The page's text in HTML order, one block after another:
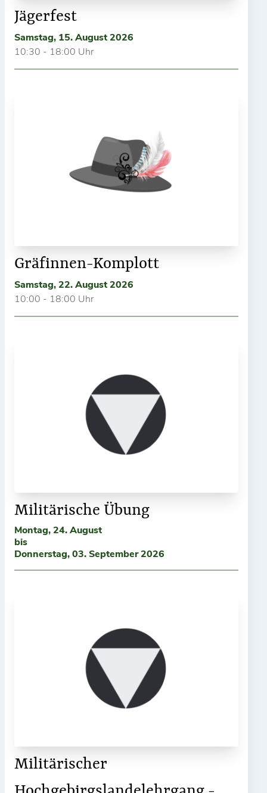
Jägerfest
Samstag, 15. August 2026
10:30 - 18:00 Uhr
Gräfinnen-Komplott
Samstag, 22. August 2026
10:00 - 18:00 Uhr
Militärische Übung
Montag, 24. August
bis
Donnerstag, 03. September 2026
Militärischer